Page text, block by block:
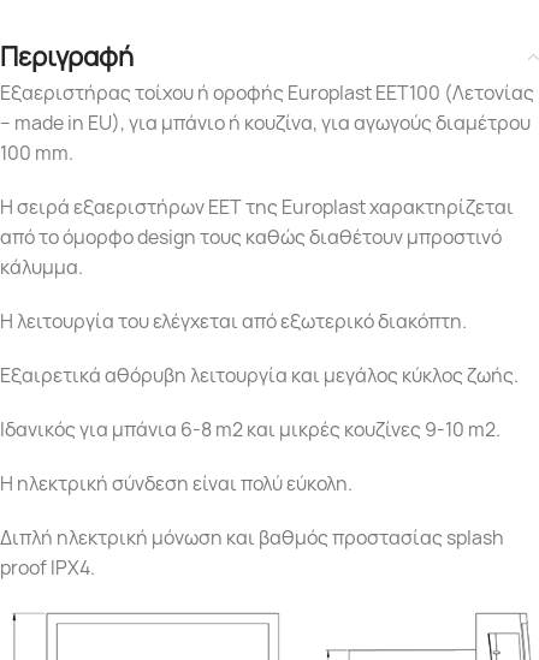
Περιγραφή
Εξαεριστήρας τοίχου ή οροφής Europlast EET100 (Λετονίας
– made in EU), για μπάνιο ή κουζίνα, για αγωγούς διαμέτρου
100 mm.
Η σειρά εξαεριστήρων EET της Europlast χαρακτηρίζεται
από το όμορφο design τους καθώς διαθέτουν μπροστινό
κάλυμμα.
Η λειτουργία του ελέγχεται από εξωτερικό διακόπτη.
Εξαιρετικά αθόρυβη λειτουργία και μεγάλος κύκλος ζωής.
Ιδανικός για μπάνια 6-8 m2 και μικρές κουζίνες 9-10 m2.
Η ηλεκτρική σύνδεση είναι πολύ εύκολη.
Διπλή ηλεκτρική μόνωση και βαθμός προστασίας splash
proof IPX4.